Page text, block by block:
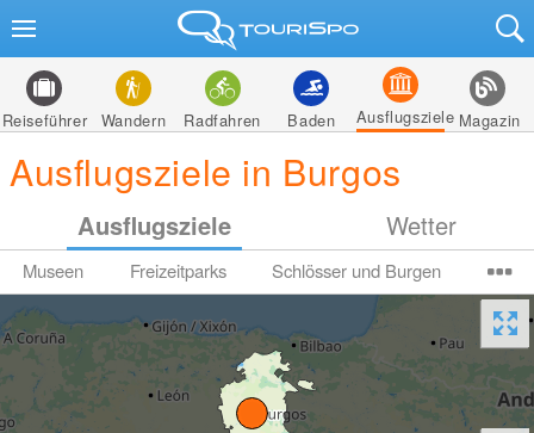
Reiseführer Wandern Radfahren Baden Ausflugsziele Magazin
Ausflugsziele in Burgos
Ausflugsziele Wetter
Museen Freizeitparks Schlösser und Burgen